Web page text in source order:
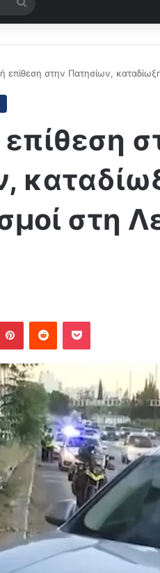
for
επίθεση στην Πατησίων,
στη
PinterestReddit Pocket